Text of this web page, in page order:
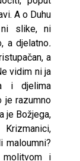
A o Duhu
ni slike, ni
a djelatno.
a
vidim ni ja
i djelima
je razumno
je Božjega,
maloumni?
i